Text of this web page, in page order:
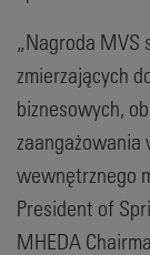
„Nagroda MVS
zmierzających
biznesowych,
zaangażowania
wewnętrznego
President of
MHEDA